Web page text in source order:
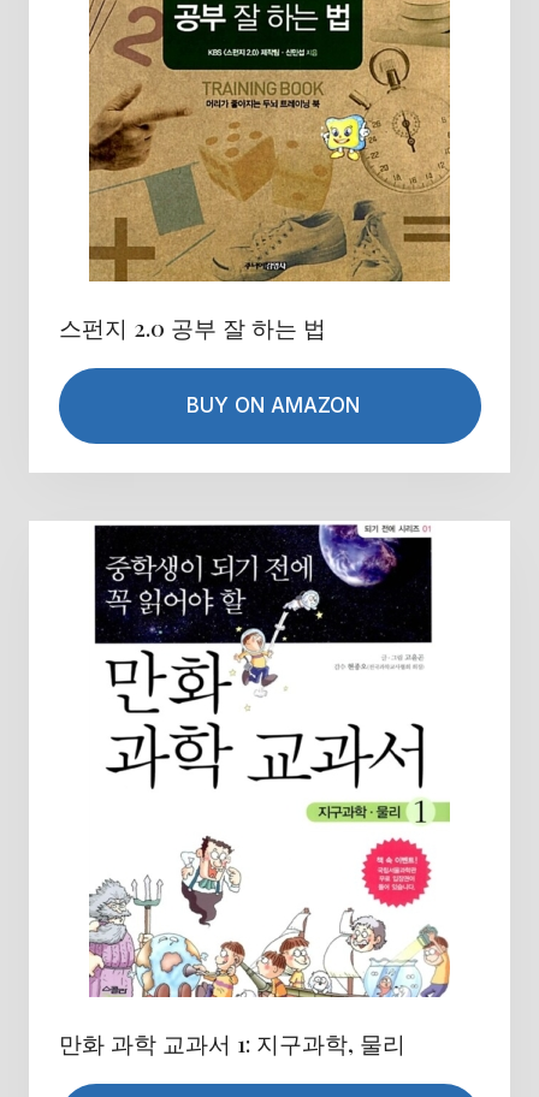
스펀지 2.0 공부 잘 하는 법
BUY ON AMAZON
만화 과학 교과서 1: 지구과학, 물리